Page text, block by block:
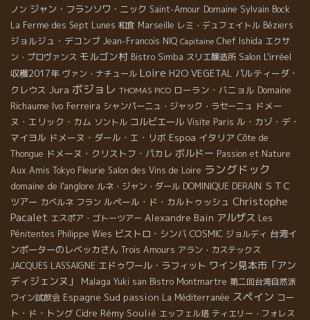
ノン ジャン・フランソワ・ニック Saint-Amour Domaine Sylvain Bock
La Ferme des Sept Lunes 和食 Marseille レミ・デュフェイトル Béziers
ジョルジュ・デコンブ Jean-Francois NIQ Capitaine Chef Ishida エクサ
ン・プロヴァンス モルゴン村 Bistro Simba スリエ醸造所 Salon L'irréel
収穫2017年 ヴァン・ナチュール Loire H2O VEGETAL パルティーダ・
クレウス Jura ボジョレ THOMAS PICO ローラン・バニョル Domaine
Richaume Ivo Ferreira シャンパーニュ・ジャック・ラセーニュ ドメー
ヌ・エリック・カム ソントル コルビエール Visite Paris ル・カゾ・デ・
マイヨル ドメーヌ・ダール・エ・リボ Espoa イタリア Côte de
Thongue ドメーヌ・クリストフ・パカレ ボルドー Passion et Nature
Aux Amis Tokyo Fleurie Salon des Vins de Loire ラングドック
domaine de l'anglore ルネ・ジャン・ダール DOMINIQUE DERAIN ＳＴＣ
ツアー カベルネ フラン ルペール・ド・カルトゥッシュ Christophe
Pacalet エスポア・ゴトーツアー Alexandre Bain アルザス Les
Pénitentes Philippe Wies ビストロ・シンバ COSMIC ジョルディ 台湾イ
ンポーターのレベッカさん Trois Amours アラン・カステックス
JACQUES LASSAIGNE エドゥワール・ラフィット ワイン見本市「アン
ディジェンヌ」
Malaga Yuki san Bistro Montmartre 第二回台湾自然派
ワイン試飲会 Espagne Sud passion La Méditerranée スペイン コー
ト・ド・トング Cidre Rémy Soulié エッフェル塔 ティエリー・フォレス